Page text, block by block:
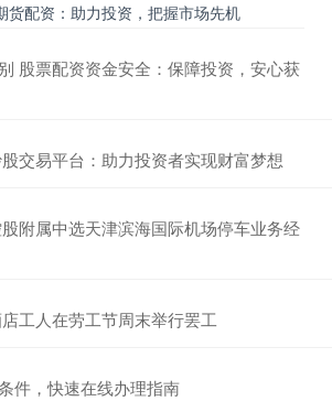
货配资：助力投资，把握市场先机
股票配资资金安全：保障投资，安心获
交易平台：助力投资者实现财富梦想
附属中选天津滨海国际机场停车业务经
工人在劳工节周末举行罢工
件，快速在线办理指南